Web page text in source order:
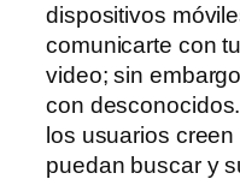
dispositivos
comunicarte con
video; sin
con
los usuarios
puedan buscar y